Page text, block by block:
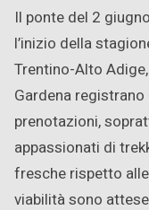
Il ponte del 2
l’inizio della
Trentino-Alto
Gardena
prenotazioni,
appassionati di
fresche rispetto
viabilità sono